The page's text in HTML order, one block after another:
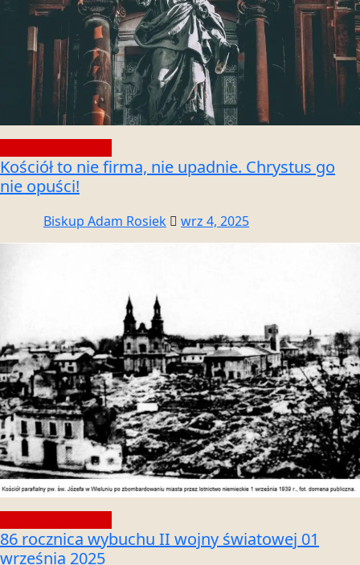
Kościół to nie firma, nie upadnie. Chrystus go
nie opuści!
Biskup Adam Rosiek wrz 4, 2025
86 rocznica wybuchu II wojny światowej 01
września 2025